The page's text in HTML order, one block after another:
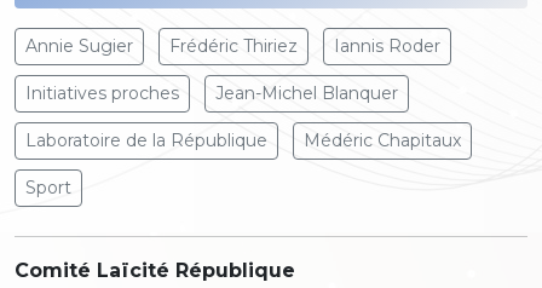
Annie Sugier Frédéric Thiriez Iannis Roder
Initiatives proches Jean-Michel Blanquer
Laboratoire de la République Médéric Chapitaux
Sport
Comité Laïcité République